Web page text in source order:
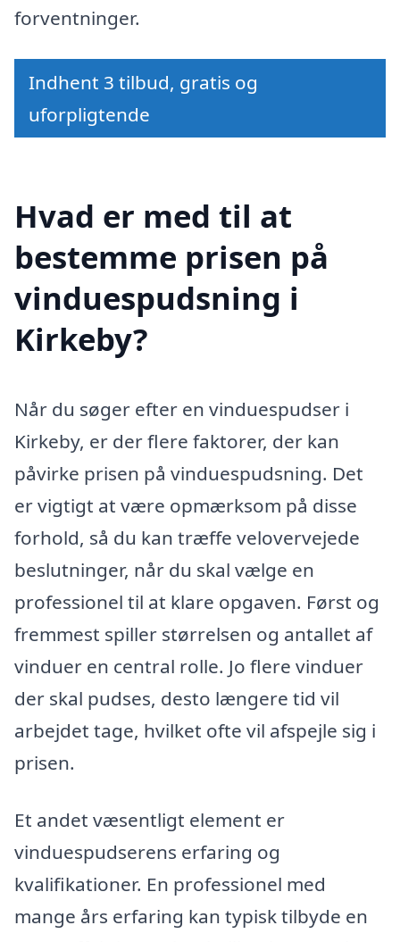
forventninger.
Indhent 3 tilbud, gratis og
uforpligtende
Hvad er med til at
bestemme prisen på
vinduespudsning i
Kirkeby?
Når du søger efter en vinduespudser i
Kirkeby, er der flere faktorer, der kan
påvirke prisen på vinduespudsning. Det
er vigtigt at være opmærksom på disse
forhold, så du kan træffe velovervejede
beslutninger, når du skal vælge en
professionel til at klare opgaven. Først og
fremmest spiller størrelsen og antallet af
vinduer en central rolle. Jo flere vinduer
der skal pudses, desto længere tid vil
arbejdet tage, hvilket ofte vil afspejle sig i
prisen.
Et andet væsentligt element er
vinduespudserens erfaring og
kvalifikationer. En professionel med
mange års erfaring kan typisk tilbyde en